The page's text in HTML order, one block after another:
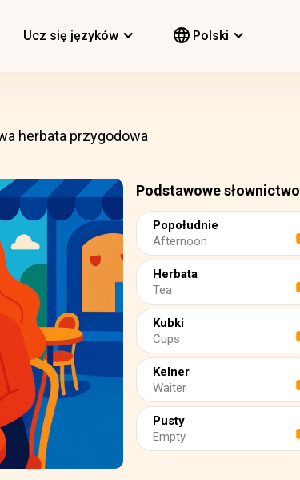
Ucz się języków Polski
herbata przygodowa
Podstawowe słownictwo
Popołudnie
Afternoon
Herbata
Tea
Kubki
Cups
Kelner
Waiter
Pusty
Empty